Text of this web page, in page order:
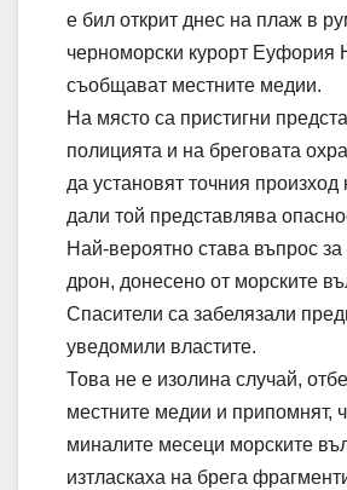
е бил открит днес на плаж в
черноморски курорт Еуфория
съобщават местните медии.
На място са пристигни
полицията и на бреговата
да установят точния
дали той представлява
Най-вероятно става въпрос за
дрон, донесено от морските
Спасители са забелязали
уведомили властите.
Това не е изолина случай,
местните медии и припомнят,
миналите месеци морските
изтласкаха на брега